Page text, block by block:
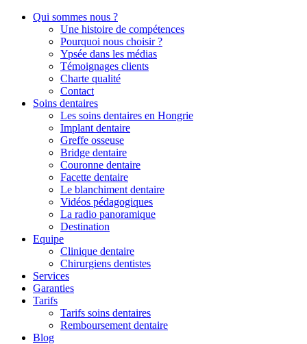
Qui sommes nous ?
Une histoire de compétences
Pourquoi nous choisir ?
Ypsée dans les médias
Témoignages clients
Charte qualité
Contact
Soins dentaires
Les soins dentaires en Hongrie
Implant dentaire
Greffe osseuse
Bridge dentaire
Couronne dentaire
Facette dentaire
Le blanchiment dentaire
Vidéos pédagogiques
La radio panoramique
Destination
Equipe
Clinique dentaire
Chirurgiens dentistes
Services
Garanties
Tarifs
Tarifs soins dentaires
Remboursement dentaire
Blog